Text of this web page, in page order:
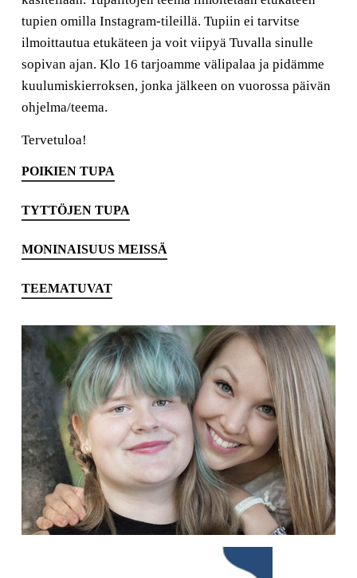
tupien omilla Instagram-tileillä. Tupiin ei tarvitse
ilmoittautua etukäteen ja voit viipyä Tuvalla sinulle
sopivan ajan. Klo 16 tarjoamme välipalaa ja pidämme
kuulumiskierroksen, jonka jälkeen on vuorossa päivän
ohjelma/teema.
Tervetuloa!
POIKIEN TUPA
TYTTÖJEN TUPA
MONINAISUUS MEISSÄ
TEEMATUVAT